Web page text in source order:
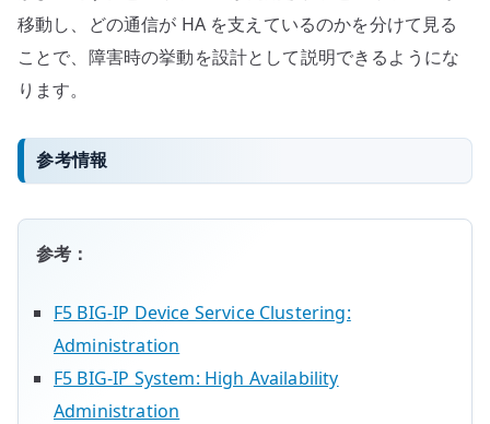
移動し、どの通信が HA を支えているのかを分けて見る
ことで、障害時の挙動を設計として説明できるようにな
ります。
参考情報
参考：
F5 BIG-IP Device Service Clustering:
Administration
F5 BIG-IP System: High Availability
Administration